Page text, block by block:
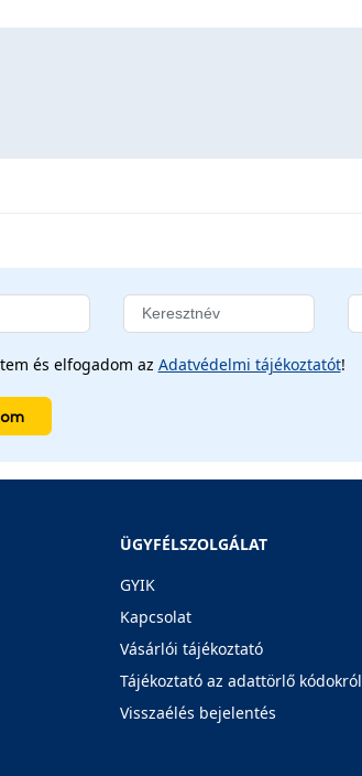
és elfogadom az Adatvédelmi tájékoztatót!
ÜGYFÉLSZOLGÁLAT
GYIK
Kapcsolat
Vásárlói tájékoztató
Tájékoztató az adattörlő kódokról
Visszaélés bejelentés